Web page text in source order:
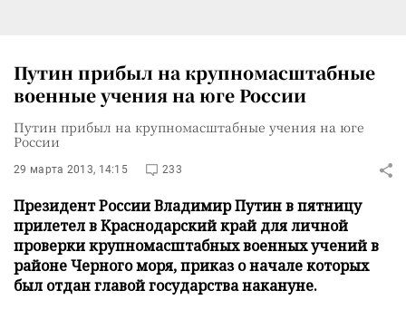
Путин прибыл на крупномасштабные
военные учения на юге России
Путин прибыл на крупномасштабные учения на юге
России
29 марта 2013, 14:15 233
Президент России Владимир Путин в пятницу
прилетел в Краснодарский край для личной
проверки крупномасштабных военных учений в
районе Черного моря, приказ о начале которых
был отдан главой государства накануне.